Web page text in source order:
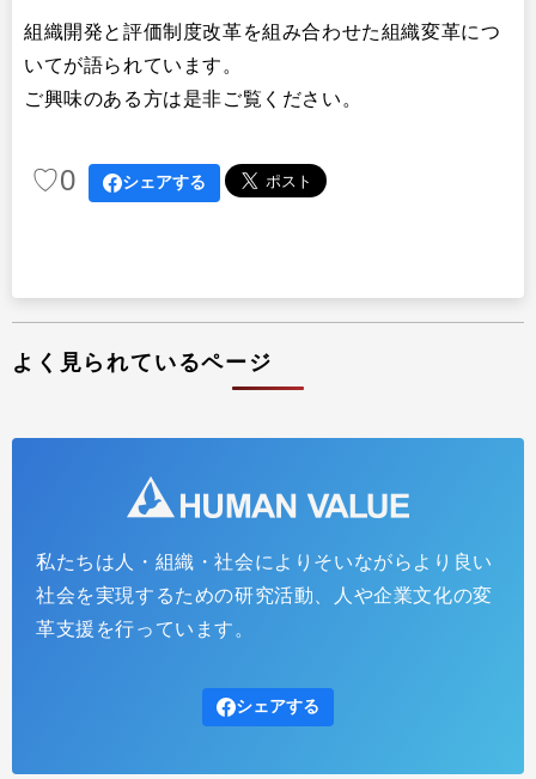
組織開発と評価制度改革を組み合わせた組織変革につ
いてが語られています。
ご興味のある方は是非ご覧ください。
♡0 シェアする
よく見られているページ
私たちは人・組織・社会によりそいながらより良い
社会を実現するための研究活動、人や企業文化の変
革支援を行っています。
シェアする